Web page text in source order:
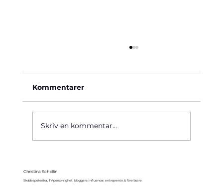
Kommentarer
Skriv en kommentar...
Christina Schollin
Skådespelerska, TV-personlighet, bloggare, influencer, entreprenör, & föreläsare.